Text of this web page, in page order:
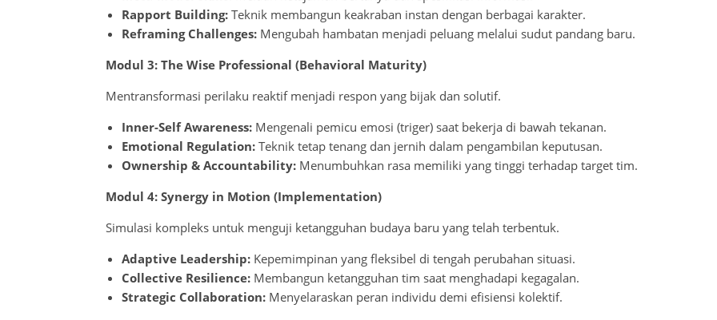
Rapport Building: Teknik membangun keakraban instan dengan berbagai karakter.
Reframing Challenges: Mengubah hambatan menjadi peluang melalui sudut pandang baru.
Modul 3: The Wise Professional (Behavioral Maturity)
Mentransformasi perilaku reaktif menjadi respon yang bijak dan solutif.
Inner-Self Awareness: Mengenali pemicu emosi (triger) saat bekerja di bawah tekanan.
Emotional Regulation: Teknik tetap tenang dan jernih dalam pengambilan keputusan.
Ownership & Accountability: Menumbuhkan rasa memiliki yang tinggi terhadap target tim.
Modul 4: Synergy in Motion (Implementation)
Simulasi kompleks untuk menguji ketangguhan budaya baru yang telah terbentuk.
Adaptive Leadership: Kepemimpinan yang fleksibel di tengah perubahan situasi.
Collective Resilience: Membangun ketangguhan tim saat menghadapi kegagalan.
Strategic Collaboration: Menyelaraskan peran individu demi efisiensi kolektif.